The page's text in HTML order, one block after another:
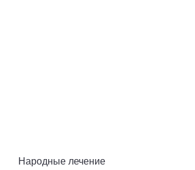
Народные лечение